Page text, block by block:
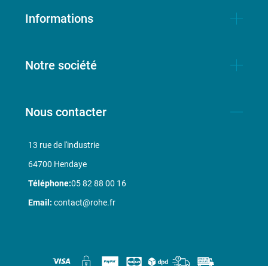
Informations
Notre société
Nous contacter
13 rue de l'industrie
64700 Hendaye
Téléphone:05 82 88 00 16
Email: contact@rohe.fr